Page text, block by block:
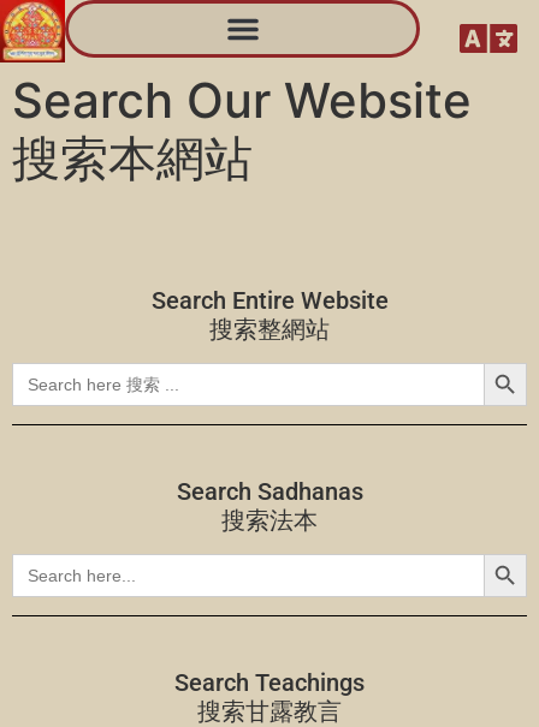
Search Our Website
搜索本網站
Search Entire Website
搜索整網站
Search
for:
Search Sadhanas
搜索法本
Search
for:
Search Teachings
搜索甘露教言